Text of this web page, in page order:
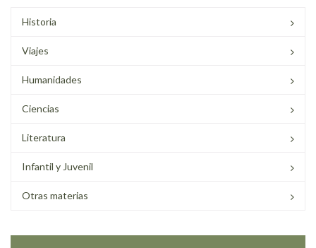
Historia
Viajes
Humanidades
Ciencias
Literatura
Infantil y Juvenil
Otras materias